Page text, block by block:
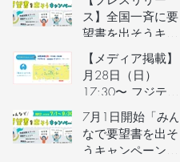
もの気持ちを理解
するオンラインイ
募集します（長野
県主催）
ス】全国一斉に要
望書を出そうキャ
ンペーン／自治体
予算要望支援AIの
利用権つき！／不
制度づくりへ
【メディア掲載】6
月28日（日）
17:30〜 フジテレ
ビ「イット！」で
街のとまり木が紹
介されました！
7月1日開始「みん
なで要望書を出そ
うキャンペーン」